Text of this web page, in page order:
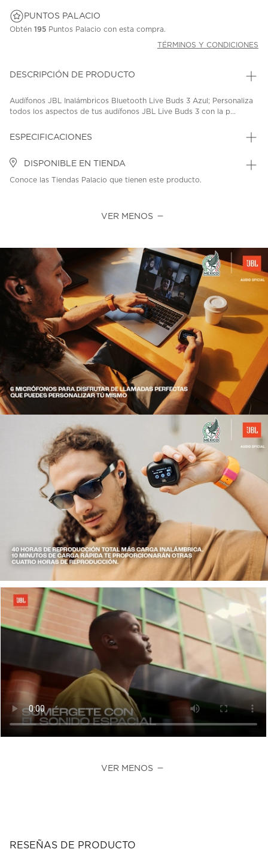
PUNTOS PALACIO
Obtén 195 Puntos Palacio con esta compra.
TÉRMINOS Y CONDICIONES
DESCRIPCIÓN DE PRODUCTO
Audífonos JBL Inalámbricos Bluetooth Live Buds 3 Azul; Personaliza
todos los aspectos de tus audífonos JBL Live Buds 3 con la p...
ESPECIFICACIONES
DISPONIBLE EN TIENDA
Conoce las Tiendas Palacio que tienen este producto.
VER MENOS
VER MENOS
RESEÑAS DE PRODUCTO